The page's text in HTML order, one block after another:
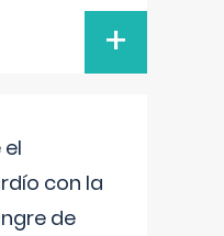
+
con la
de